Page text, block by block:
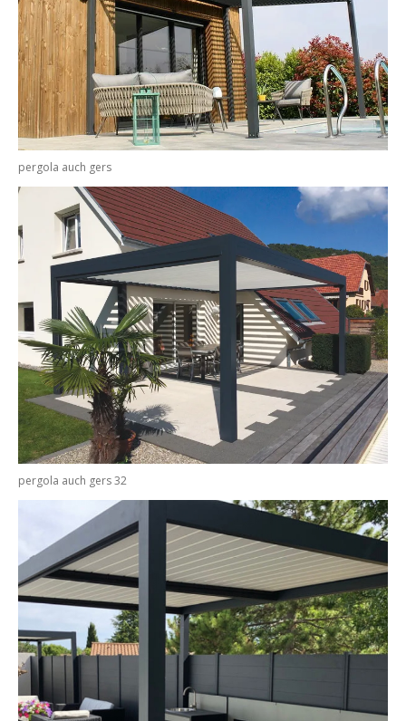
pergola auch gers
pergola auch gers 32